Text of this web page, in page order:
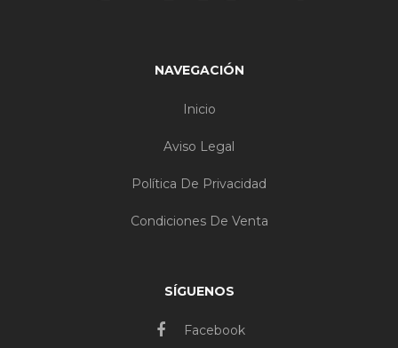
NAVEGACIÓN
Inicio
Aviso Legal
Política De Privacidad
Condiciones De Venta
SÍGUENOS
Facebook